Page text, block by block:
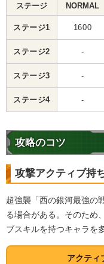
ステージ NORMAL
ステージ1 1600
ステージ2 -
ステージ3 -
ステージ4 -
攻略のコツ
攻撃アクティブ持
超強襲「西の銀河最強の
る場合がある。そのため
ブスキルを持つキャラを
アクティ